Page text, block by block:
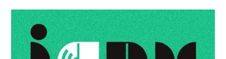
LES LABELS
INDÉPENDANTS